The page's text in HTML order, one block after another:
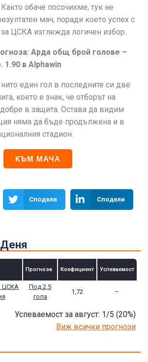
обаче посочихме, тук не
мач, поради което успех с
ЦСКА изглежда логичен избор.
Арда общ брой голове –
1.90 в Alphawin
един гол в последните си две
което е знак, че отборът на
в защита. Остава да видим
няма да бъде продължена и в
стадион.
КЪМ МАЧА
Сподели Сподели
Прогноза Коефициент Успеваемост
ЦСКА
Под 2,5
гола
1,72 –
Успеваемост за август: 1/5 (20%)
Виж всички прогнози